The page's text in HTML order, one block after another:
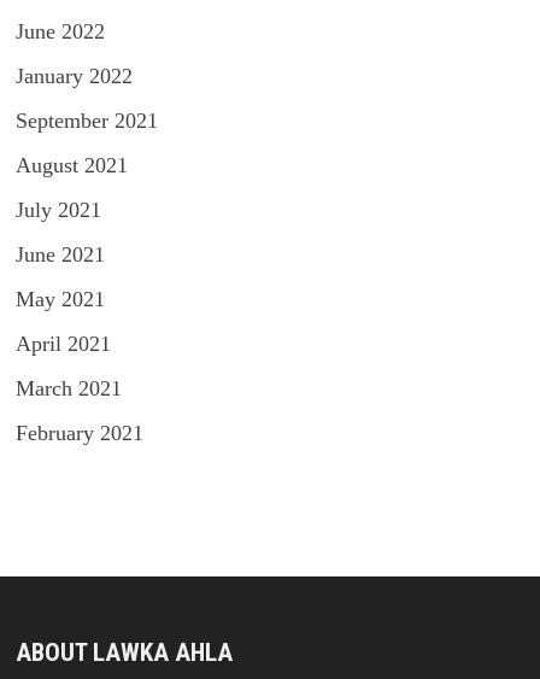
June 2022
January 2022
September 2021
August 2021
July 2021
June 2021
May 2021
April 2021
March 2021
February 2021
ABOUT LAWKA AHLA